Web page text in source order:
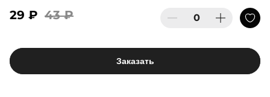
29 ₽ 43 ₽
Заказать